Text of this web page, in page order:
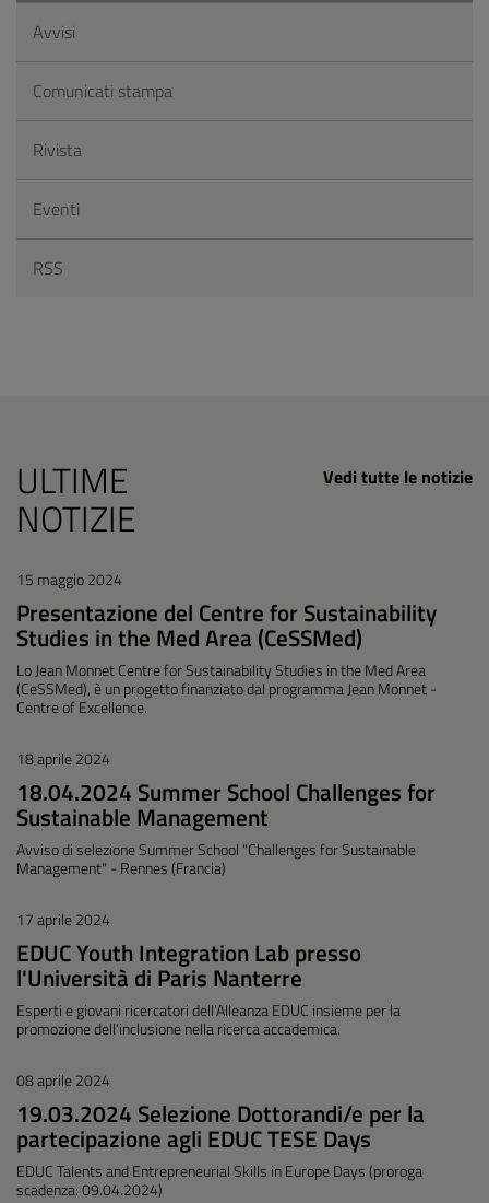
Avvisi
Comunicati stampa
Rivista
Eventi
RSS
ULTIME
NOTIZIE
Vedi tutte le notizie
15 maggio 2024
Presentazione del Centre for Sustainability
Studies in the Med Area (CeSSMed)
Lo Jean Monnet Centre for Sustainability Studies in the Med Area
(CeSSMed), è un progetto finanziato dal programma Jean Monnet -
Centre of Excellence.
18 aprile 2024
18.04.2024 Summer School Challenges for
Sustainable Management
Avviso di selezione Summer School "Challenges for Sustainable
Management" - Rennes (Francia)
17 aprile 2024
EDUC Youth Integration Lab presso
l'Università di Paris Nanterre
Esperti e giovani ricercatori dell’Alleanza EDUC insieme per la
promozione dell’inclusione nella ricerca accademica.
08 aprile 2024
19.03.2024 Selezione Dottorandi/e per la
partecipazione agli EDUC TESE Days
EDUC Talents and Entrepreneurial Skills in Europe Days (proroga
scadenza: 09.04.2024)